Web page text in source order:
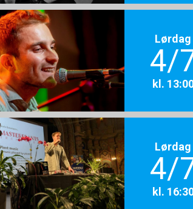
Lørdag
4/
kl.
Lørdag
4/
kl.